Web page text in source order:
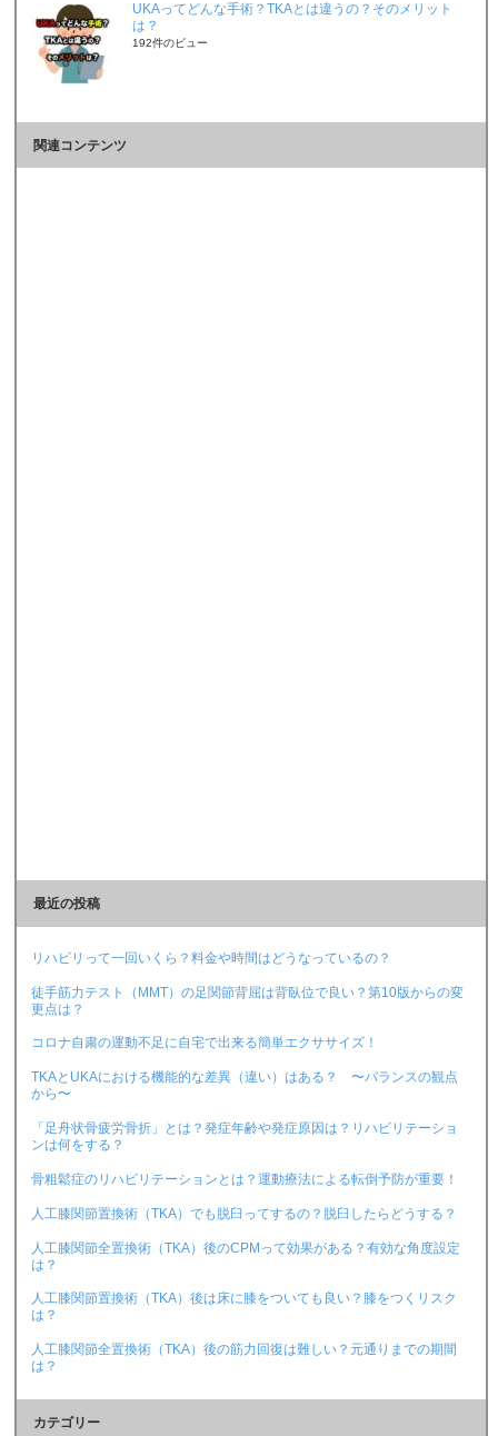
UKAってどんな手術？TKAとは違うの？そのメリット
は？
192件のビュー
関連コンテンツ
最近の投稿
リハビリって一回いくら？料金や時間はどうなっているの？
徒手筋力テスト（MMT）の足関節背屈は背臥位で良い？第10版からの変
更点は？
コロナ自粛の運動不足に自宅で出来る簡単エクササイズ！
TKAとUKAにおける機能的な差異（違い）はある？ 〜バランスの観点
から〜
「足舟状骨疲労骨折」とは？発症年齢や発症原因は？リハビリテーショ
ンは何をする？
骨粗鬆症のリハビリテーションとは？運動療法による転倒予防が重要！
人工膝関節置換術（TKA）でも脱臼ってするの？脱臼したらどうする？
人工膝関節全置換術（TKA）後のCPMって効果がある？有効な角度設定
は？
人工膝関節置換術（TKA）後は床に膝をついても良い？膝をつくリスク
は？
人工膝関節全置換術（TKA）後の筋力回復は難しい？元通りまでの期間
は？
カテゴリー